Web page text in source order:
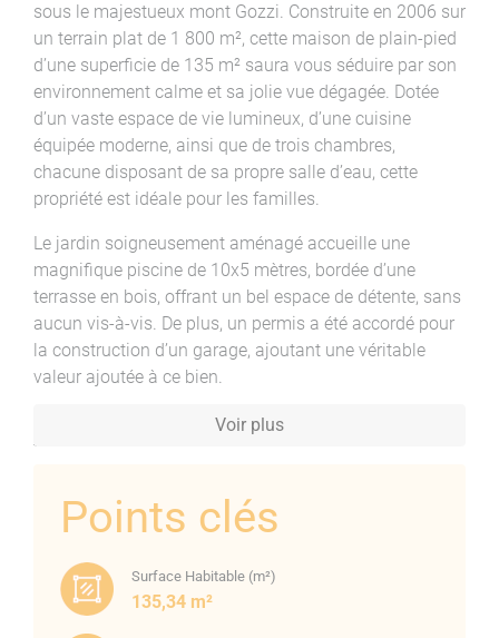
sous le majestueux mont Gozzi. Construite en 2006 sur
un terrain plat de 1 800 m², cette maison de plain-pied
d’une superficie de 135 m² saura vous séduire par son
environnement calme et sa jolie vue dégagée. Dotée
d’un vaste espace de vie lumineux, d’une cuisine
équipée moderne, ainsi que de trois chambres,
chacune disposant de sa propre salle d’eau, cette
propriété est idéale pour les familles.
Le jardin soigneusement aménagé accueille une
magnifique piscine de 10x5 mètres, bordée d’une
terrasse en bois, offrant un bel espace de détente, sans
aucun vis-à-vis. De plus, un permis a été accordé pour
la construction d’un garage, ajoutant une véritable
valeur ajoutée à ce bien.
Située dans un secteur recherché, cette villa combine
tranquillité, beaux volumes et proximité des
opportunité d’acquérir un véritable havre de paix.
Contactez dès maintenant votre
potentiel de cettevilla à vendre
Voir plus
Points clés
Surface Habitable (m²)
135,34 m²